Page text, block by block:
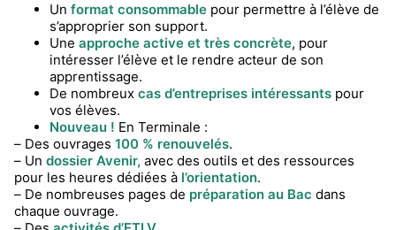
Un format consommable pour permettre à l’élève de
s’approprier son support.
Une approche active et très concrète, pour
intéresser l’élève et le rendre acteur de son
apprentissage.
De nombreux cas d’entreprises intéressants pour
vos élèves.
Nouveau ! En Terminale :
– Des ouvrages 100 % renouvelés.
– Un dossier Avenir, avec des outils et des ressources
pour les heures dédiées à l’orientation.
– De nombreuses pages de préparation au Bac dans
chaque ouvrage.